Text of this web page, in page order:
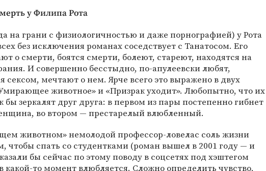
у Филипа Рота
на грани с физиологичностью и даже порнографией) у Рота
без исключения романах соседствует с Танатосом. Его
о смерти, боятся смерти, болеют, стареют, находятся на
И совершенно бесстыдно, по-апулеевски любят,
сексом, мечтают о нем. Ярче всего это выражено в двух
животное» и «Призрак уходит». Любопытно, что их
бы зеркалят друг друга: в первом из пары постепенно гибнет
во втором — престарелый влюбленный.
животном» немолодой профессор-ловелас соль жизни
чтобы спать со студентками (роман вышел в 2001 году — и
бы сейчас по этому поводу в соцсетях под хэштегом
какой-то момент влюбляется. Сложно определить чувство,